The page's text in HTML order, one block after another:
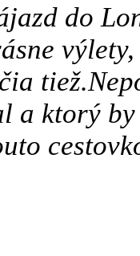
do
a ktorý